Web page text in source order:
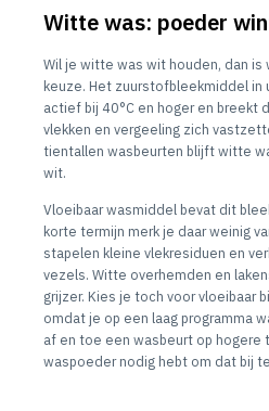
Witte was: poeder
Wil je witte was wit houden, dan
keuze. Het zuurstofbleekmiddel
actief bij 40°C en hoger en breekt
vlekken en vergeeling zich
tientallen wasbeurten blijft witte
wit.
Vloeibaar wasmiddel bevat dit
korte termijn merk je daar weinig
stapelen kleine vlekresiduen en
vezels. Witte overhemden en
grijzer. Kies je toch voor vloeibaar
omdat je op een laag programma
af en toe een wasbeurt op hogere
waspoeder nodig hebt om dat bij